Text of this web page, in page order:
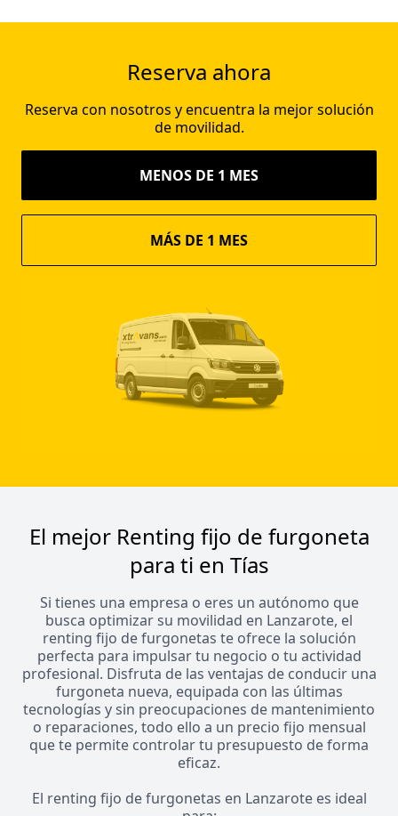
Reserva ahora
Reserva con nosotros y encuentra la mejor solución
de movilidad.
MENOS DE 1 MES
MÁS DE 1 MES
El mejor Renting fijo de furgoneta
para ti en Tías
Si tienes una empresa o eres un autónomo que
busca optimizar su movilidad en Lanzarote, el
renting fijo de furgonetas te ofrece la solución
perfecta para impulsar tu negocio o tu actividad
profesional. Disfruta de las ventajas de conducir una
furgoneta nueva, equipada con las últimas
tecnologías y sin preocupaciones de mantenimiento
o reparaciones, todo ello a un precio fijo mensual
que te permite controlar tu presupuesto de forma
eficaz.
El renting fijo de furgonetas en Lanzarote es ideal